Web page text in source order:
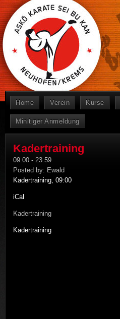
Home Verein Kurse
Minitiger Anmeldung
Kadertraining
09:00 - 23:59
Posted by: Ewald
Kadertraining, 09:00
iCal
Kadertraining
Kadertraining